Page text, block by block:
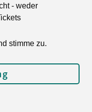
- weder
stimme zu.